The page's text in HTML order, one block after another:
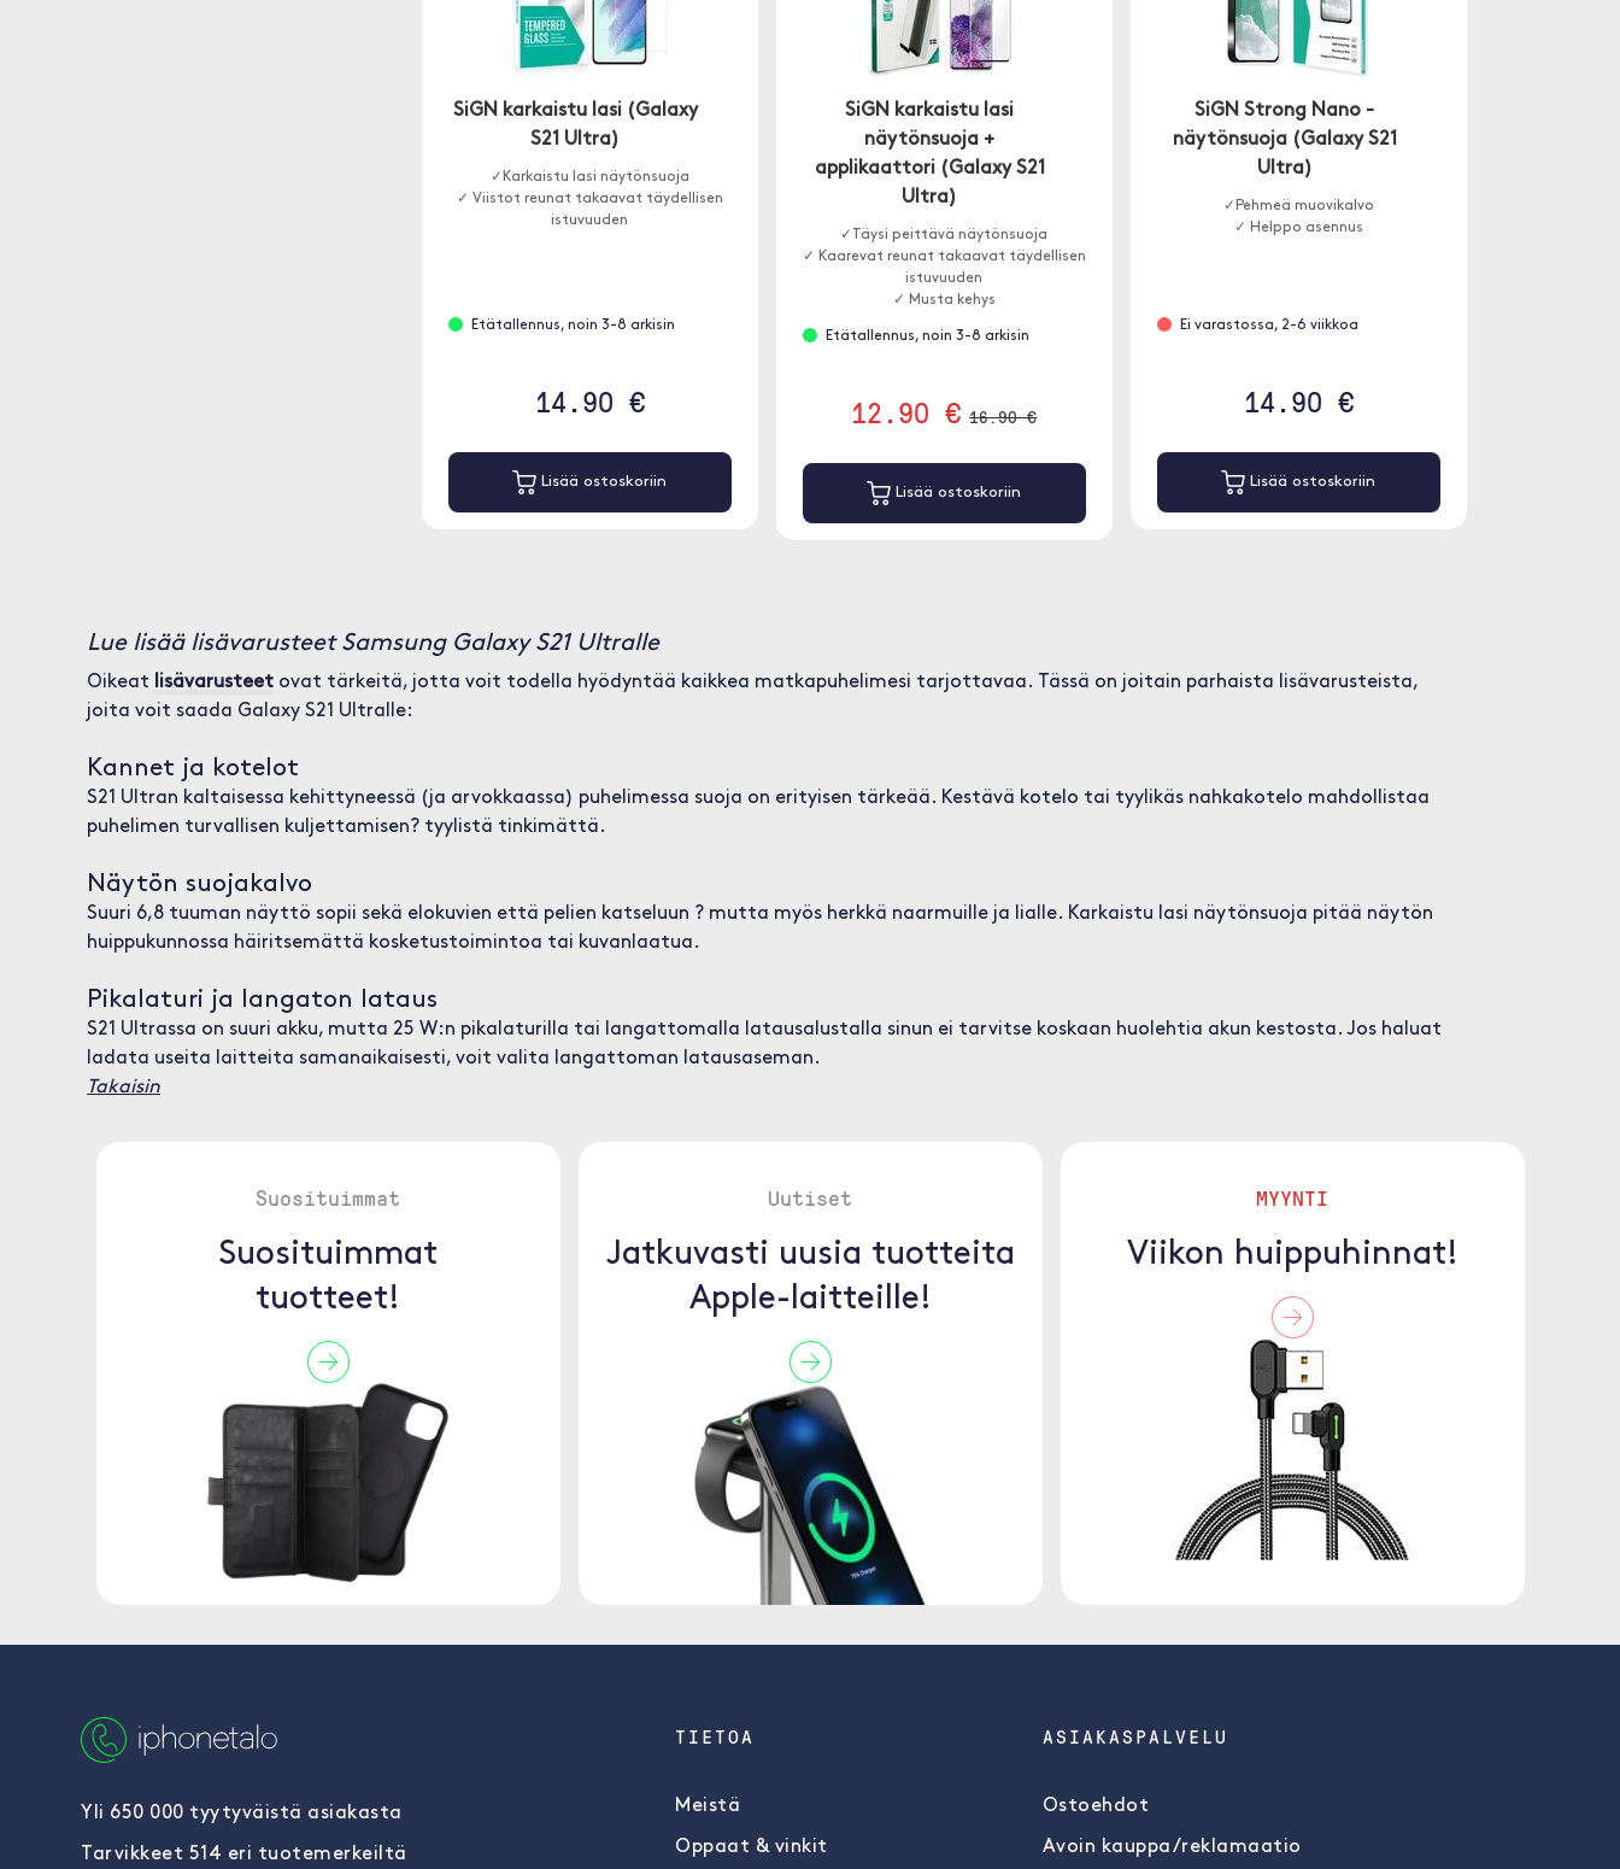
SiGN karkaistu lasi (Galaxy
S21 Ultra)
✓Karkaistu lasi näytönsuoja
✓ Viistot reunat takaavat täydellisen
istuvuuden
Etätallennus, noin 3-8 arkisin
14.90 €
Lisää ostoskoriin
SiGN karkaistu lasi
näytönsuoja +
applikaattori (Galaxy S21
Ultra)
✓Täysi peittävä näytönsuoja
✓ Kaarevat reunat takaavat täydellisen
istuvuuden
✓ Musta kehys
Etätallennus, noin 3-8 arkisin
12.90 € 16.90 €
Lisää ostoskoriin
SiGN Strong Nano -
näytönsuoja (Galaxy S21
Ultra)
✓Pehmeä muovikalvo
✓ Helppo asennus
Ei varastossa, 2-6 viikkoa
14.90 €
Lisää ostoskoriin
Lue lisää lisävarusteet Samsung Galaxy S21 Ultralle
Oikeat lisävarusteet ovat tärkeitä, jotta voit todella hyödyntää kaikkea matkapuhelimesi tarjottavaa. Tässä on joitain parhaista lisävarusteista,
joita voit saada Galaxy S21 Ultralle:
Kannet ja kotelot
S21 Ultran kaltaisessa kehittyneessä (ja arvokkaassa) puhelimessa suoja on erityisen tärkeää. Kestävä kotelo tai tyylikäs nahkakotelo mahdollistaa
puhelimen turvallisen kuljettamisen? tyylistä tinkimättä.
Näytön suojakalvo
Suuri 6,8 tuuman näyttö sopii sekä elokuvien että pelien katseluun ? mutta myös herkkä naarmuille ja lialle. Karkaistu lasi näytönsuoja pitää näytön
huippukunnossa häiritsemättä kosketustoimintoa tai kuvanlaatua.
Pikalaturi ja langaton lataus
S21 Ultrassa on suuri akku, mutta 25 W:n pikalaturilla tai langattomalla latausalustalla sinun ei tarvitse koskaan huolehtia akun kestosta. Jos haluat
ladata useita laitteita samanaikaisesti, voit valita langattoman latausaseman.
Takaisin
Suosituimmat
Suosituimmat
tuotteet!
Uutiset
Jatkuvasti uusia tuotteita
Apple-laitteille!
MYYNTI
Viikon huippuhinnat!
Yli 650 000 tyytyväistä asiakasta
Tarvikkeet 514 eri tuotemerkeiltä
TIETOA
Meistä
Oppaat & vinkit
ASIAKASPALVELU
Ostoehdot
Avoin kauppa/reklamaatio